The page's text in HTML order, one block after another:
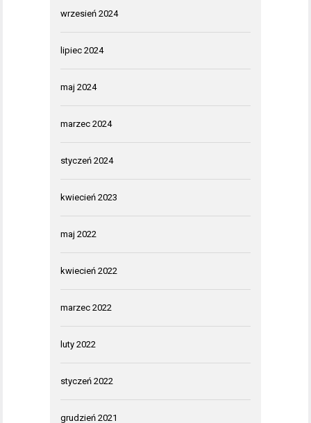
wrzesień 2024
lipiec 2024
maj 2024
marzec 2024
styczeń 2024
kwiecień 2023
maj 2022
kwiecień 2022
marzec 2022
luty 2022
styczeń 2022
grudzień 2021